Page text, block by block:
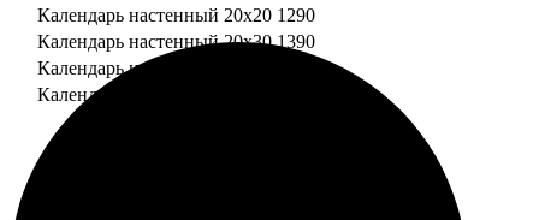
Календарь настенный 20х20 1290
Календарь настенный 20х30 1390
Календарь настенный 30х30
Календарь настенный 30х40